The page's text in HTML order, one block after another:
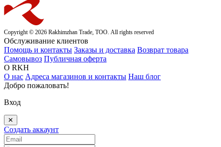
Copyright © 2026 Rakhimzhan Trade, ТОО. All rights reserved
Обслуживание клиентов
Помощь и контакты Заказы и доставка Возврат товара
Самовывоз Публичная оферта
О RKH
О нас Адреса магазинов и контакты Наш блог
Добро пожаловать!
Вход
✕
Создать аккаунт